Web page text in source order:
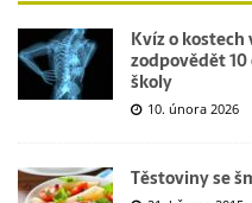
Kvíz o
zodpovědět
školy
10. února 2026
Těstoviny se